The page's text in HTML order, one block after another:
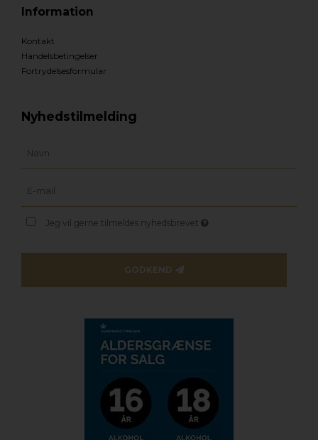
Information
Kontakt
Handelsbetingelser
Fortrydelsesformular
Nyhedstilmelding
Jeg vil gerne tilmeldes nyhedsbrevet
GODKEND